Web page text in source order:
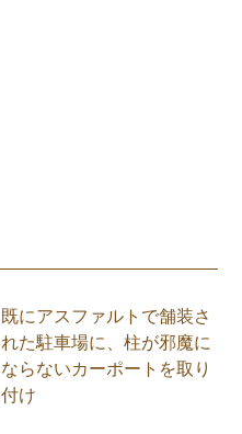
既にアスファルトで舗装さ
れた駐車場に、柱が邪魔に
ならないカーポートを取り
付け